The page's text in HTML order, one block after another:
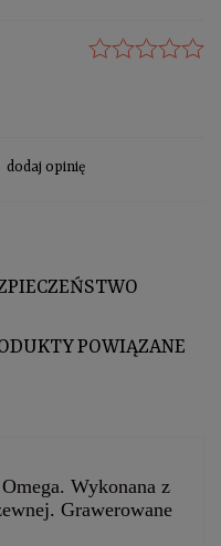
dodaj opinię
POWIĄZANE
Wykonana z
Grawerowane